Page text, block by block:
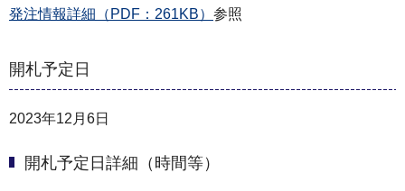
発注情報詳細（PDF：261KB） 参照
開札予定日
2023年12月6日
開札予定日詳細（時間等）